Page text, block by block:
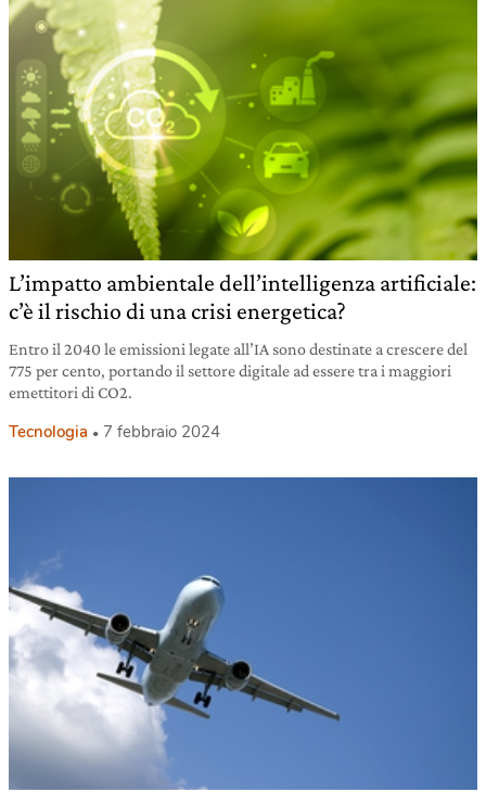
L’impatto ambientale dell’intelligenza artificiale:
c’è il rischio di una crisi energetica?
Entro il 2040 le emissioni legate all’IA sono destinate a crescere del
775 per cento, portando il settore digitale ad essere tra i maggiori
emettitori di CO2.
Tecnologia 7 febbraio 2024